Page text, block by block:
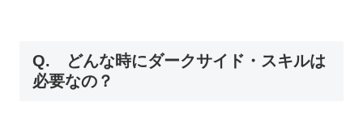
Q. どんな時にダークサイド・スキルは
必要なの？